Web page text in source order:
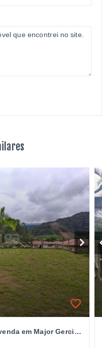
Terreno rural para chácara à venda em Major Gercino/SC